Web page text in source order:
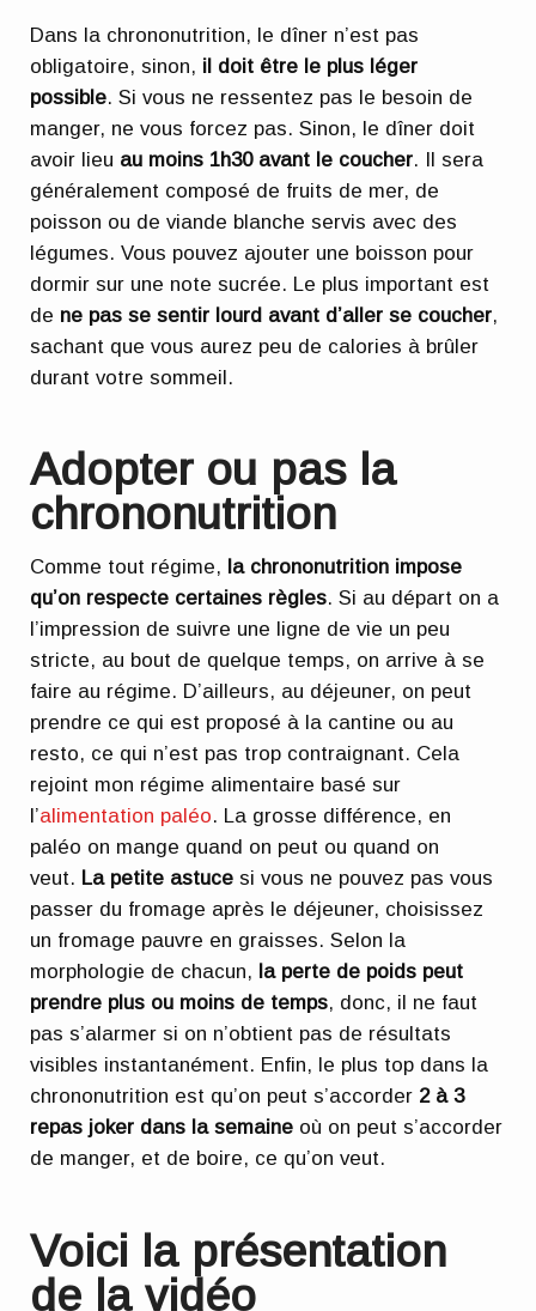
Dans la chrononutrition, le dîner n’est pas
obligatoire, sinon, il doit être le plus léger
possible. Si vous ne ressentez pas le besoin de
manger, ne vous forcez pas. Sinon, le dîner doit
avoir lieu au moins 1h30 avant le coucher. Il sera
généralement composé de fruits de mer, de
poisson ou de viande blanche servis avec des
légumes. Vous pouvez ajouter une boisson pour
dormir sur une note sucrée. Le plus important est
de ne pas se sentir lourd avant d’aller se coucher,
sachant que vous aurez peu de calories à brûler
durant votre sommeil.
Adopter ou pas la
chrononutrition
Comme tout régime, la chrononutrition impose
qu’on respecte certaines règles. Si au départ on a
l’impression de suivre une ligne de vie un peu
stricte, au bout de quelque temps, on arrive à se
faire au régime. D’ailleurs, au déjeuner, on peut
prendre ce qui est proposé à la cantine ou au
resto, ce qui n’est pas trop contraignant. Cela
rejoint mon régime alimentaire basé sur
l’alimentation paléo. La grosse différence, en
paléo on mange quand on peut ou quand on
veut. La petite astuce si vous ne pouvez pas vous
passer du fromage après le déjeuner, choisissez
un fromage pauvre en graisses. Selon la
morphologie de chacun, la perte de poids peut
prendre plus ou moins de temps, donc, il ne faut
pas s’alarmer si on n’obtient pas de résultats
visibles instantanément. Enfin, le plus top dans la
chrononutrition est qu’on peut s’accorder 2 à 3
repas joker dans la semaine où on peut s’accorder
de manger, et de boire, ce qu’on veut.
Voici la présentation
de la vidéo